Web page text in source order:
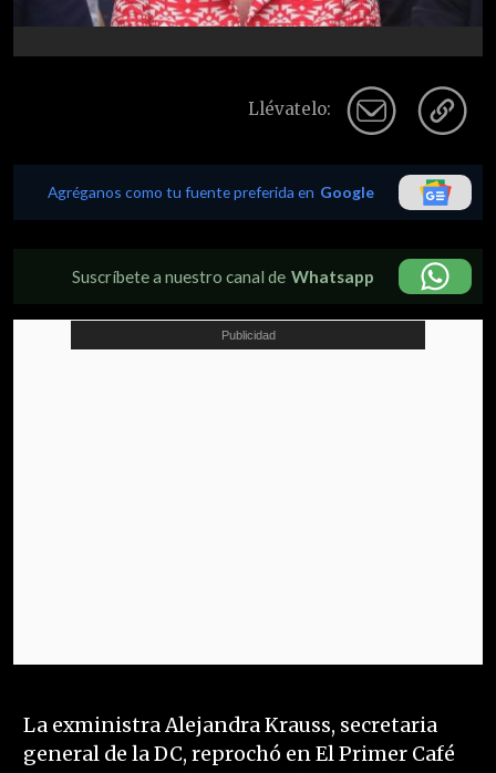
Llévatelo:
Agréganos como tu fuente preferida en Google
Suscríbete a nuestro canal de Whatsapp
La exministra Alejandra Krauss, secretaria
general de la DC, reprochó en El Primer Café